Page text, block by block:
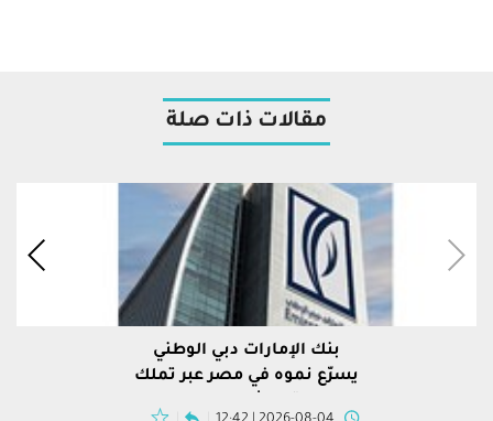
مقالات ذات صلة
بنك الإمارات دبي الوطني
يسرّع نموه في مصر عبر تملك